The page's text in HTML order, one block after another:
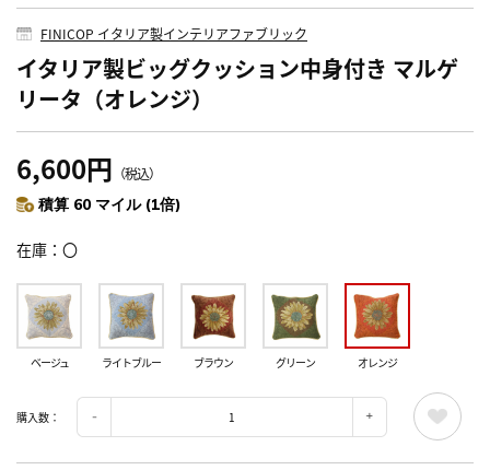
FINICOP イタリア製インテリアファブリック
イタリア製ビッグクッション中身付き マルゲ
リータ（オレンジ）
6,600円 （税込）
積算 60 マイル (1倍)
在庫 〇
ベージュ ライトブルー ブラウン グリーン オレンジ
購入数：